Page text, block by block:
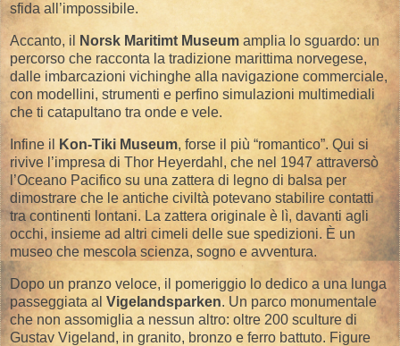
sfida all’impossibile.
Accanto, il Norsk Maritimt Museum amplia lo sguardo: un
percorso che racconta la tradizione marittima norvegese,
dalle imbarcazioni vichinghe alla navigazione commerciale,
con modellini, strumenti e perfino simulazioni multimediali
che ti catapultano tra onde e vele.
Infine il Kon-Tiki Museum, forse il più “romantico”. Qui si
rivive l’impresa di Thor Heyerdahl, che nel 1947 attraversò
l’Oceano Pacifico su una zattera di legno di balsa per
dimostrare che le antiche civiltà potevano stabilire contatti
tra continenti lontani. La zattera originale è lì, davanti agli
occhi, insieme ad altri cimeli delle sue spedizioni. È un
museo che mescola scienza, sogno e avventura.
Dopo un pranzo veloce, il pomeriggio lo dedico a una lunga
passeggiata al Vigelandsparken. Un parco monumentale
che non assomiglia a nessun altro: oltre 200 sculture di
Gustav Vigeland, in granito, bronzo e ferro battuto. Figure